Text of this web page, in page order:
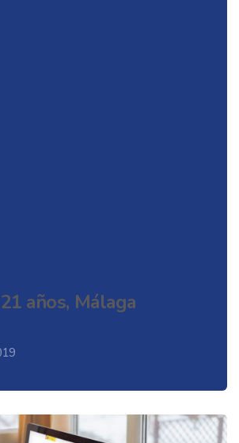
años, Málaga